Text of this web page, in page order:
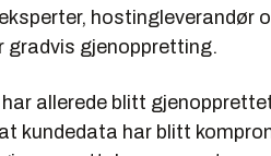
hostingleverandør
gjenoppretting.
allerede blitt
kundedata har blitt